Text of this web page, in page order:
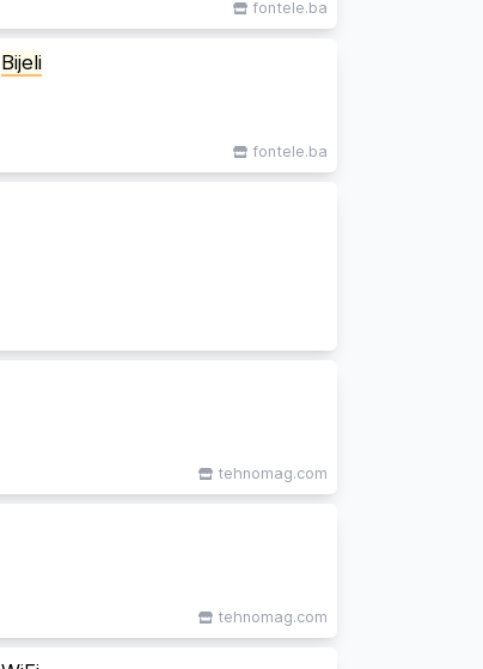
fontele.ba
Bijeli
fontele.ba
tehnomag.com
tehnomag.com